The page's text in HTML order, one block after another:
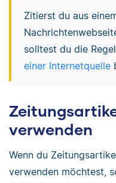
Zitierst du aus
solltest du die
einer Internetquelle
verwenden
Wenn du
verwenden möchtest,